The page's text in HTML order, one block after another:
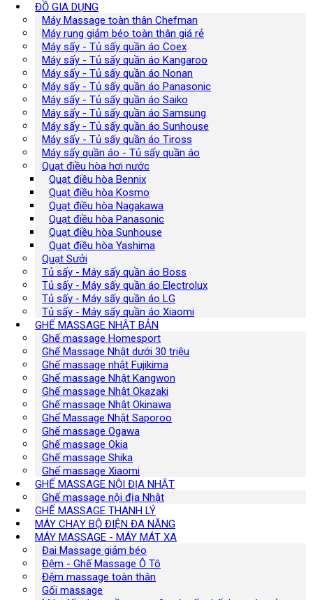
ĐỒ GIA DỤNG
Máy Massage toàn thân Chefman
Máy rung giảm béo toàn thân giá rẻ
Máy sấy - Tủ sấy quần áo Coex
Máy sấy - Tủ sấy quần áo Kangaroo
Máy sấy - Tủ sấy quần áo Nonan
Máy sấy - Tủ sấy quần áo Panasonic
Máy sấy - Tủ sấy quần áo Saiko
Máy sấy - Tủ sấy quần áo Samsung
Máy sấy - Tủ sấy quần áo Sunhouse
Máy sấy - Tủ sấy quần áo Tiross
Máy sấy quần áo - Tủ sấy quần áo
Quạt điều hòa hơi nước
Quạt điều hòa Bennix
Quạt điều hòa Kosmo
Quạt điều hòa Nagakawa
Quạt điều hòa Panasonic
Quạt điều hòa Sunhouse
Quạt điều hòa Yashima
Quạt Sưởi
Tủ sấy - Máy sấy quần áo Boss
Tủ sấy - Máy sấy quần áo Electrolux
Tủ sấy - Máy sấy quần áo LG
Tủ sấy - Máy sấy quần áo Xiaomi
GHẾ MASSAGE NHẬT BẢN
Ghế massage Homesport
Ghế Massage Nhật dưới 30 triệu
Ghế massage nhật Fujikima
Ghế massage Nhật Kangwon
Ghế massage Nhật Okazaki
Ghế massage Nhật Okinawa
Ghế Massage Nhật Saporoo
Ghế massage Ogawa
Ghế massage Okia
Ghế massage Shika
Ghế massage Xiaomi
GHẾ MASSAGE NỘI ĐỊA NHẬT
Ghế massage nội địa Nhật
GHẾ MASSAGE THANH LÝ
MÁY CHẠY BỘ ĐIỆN ĐA NĂNG
MÁY MASSAGE - MÁY MÁT XA
Đai Massage giảm béo
Đệm - Ghế Massage Ô Tô
Đệm massage toàn thân
Gối massage